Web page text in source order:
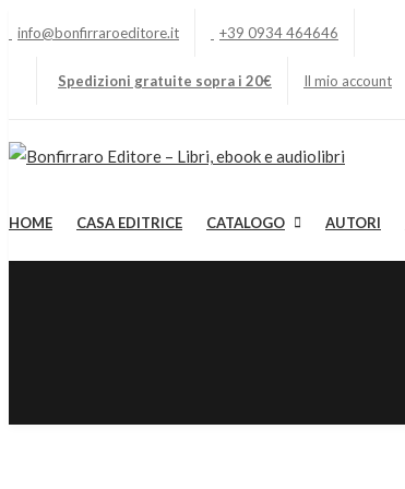
info@bonfirraroeditore.it +39 0934 464646
Spedizioni gratuite sopra i 20€ Il mio account
HOME CASA EDITRICE CATALOGO AUTORI